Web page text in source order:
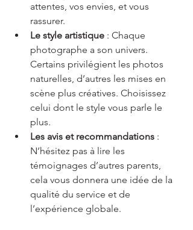
attentes, vos envies, et vous
rassurer.
Le style artistique : Chaque
photographe a son univers.
Certains privilégient les photos
naturelles, d’autres les mises en
scène plus créatives. Choisissez
celui dont le style vous parle le
plus.
Les avis et recommandations :
N’hésitez pas à lire les
témoignages d’autres parents,
cela vous donnera une idée de la
qualité du service et de
l’expérience globale.